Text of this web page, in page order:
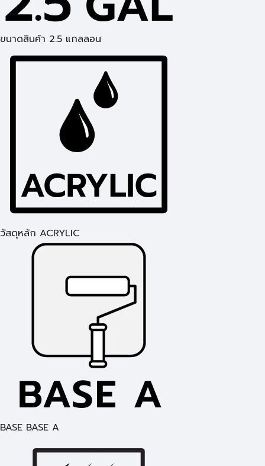
ขนาดสินค้า 2.5 แกลลอน
วัสดุหลัก ACRYLIC
BASE BASE A